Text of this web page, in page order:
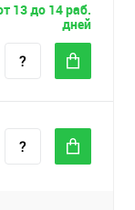
13 до 14 раб.
дней